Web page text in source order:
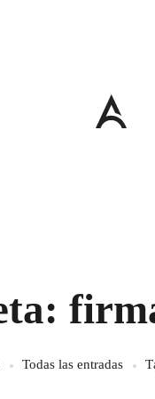
Todas las entradas